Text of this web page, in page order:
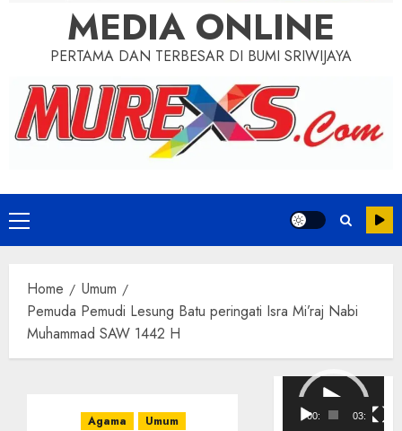
MEDIA ONLINE
PERTAMA DAN TERBESAR DI BUMI SRIWIJAYA
Primary
Menu
Home
Umum
Pemuda Pemudi Lesung Batu peringati Isra Mi’raj Nabi
Muhammad SAW 1442 H
Agama Umum
Pemutar
Video
00:00 03:08